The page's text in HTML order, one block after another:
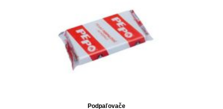
Podpaľovače